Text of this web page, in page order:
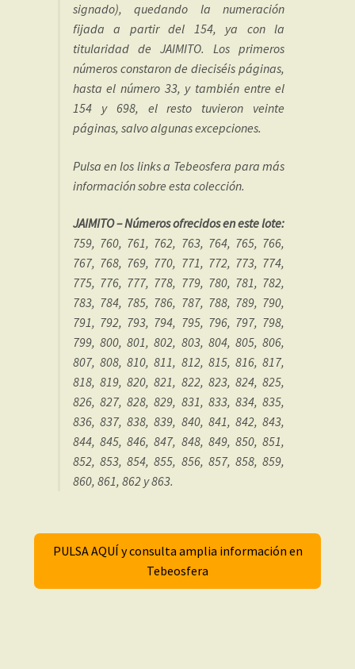
signado), quedando la numeración
fijada a partir del 154, ya con la
titularidad de JAIMITO. Los primeros
números constaron de dieciséis páginas,
hasta el número 33, y también entre el
154 y 698, el resto tuvieron veinte
páginas, salvo algunas excepciones.
Pulsa en los links a Tebeosfera para más
información sobre esta colección.
JAIMITO – Números ofrecidos en este lote:
759, 760, 761, 762, 763, 764, 765, 766,
767, 768, 769, 770, 771, 772, 773, 774,
775, 776, 777, 778, 779, 780, 781, 782,
783, 784, 785, 786, 787, 788, 789, 790,
791, 792, 793, 794, 795, 796, 797, 798,
799, 800, 801, 802, 803, 804, 805, 806,
807, 808, 810, 811, 812, 815, 816, 817,
818, 819, 820, 821, 822, 823, 824, 825,
826, 827, 828, 829, 831, 833, 834, 835,
836, 837, 838, 839, 840, 841, 842, 843,
844, 845, 846, 847, 848, 849, 850, 851,
852, 853, 854, 855, 856, 857, 858, 859,
860, 861, 862 y 863.
PULSA AQUÍ y consulta amplia información en
Tebeosfera